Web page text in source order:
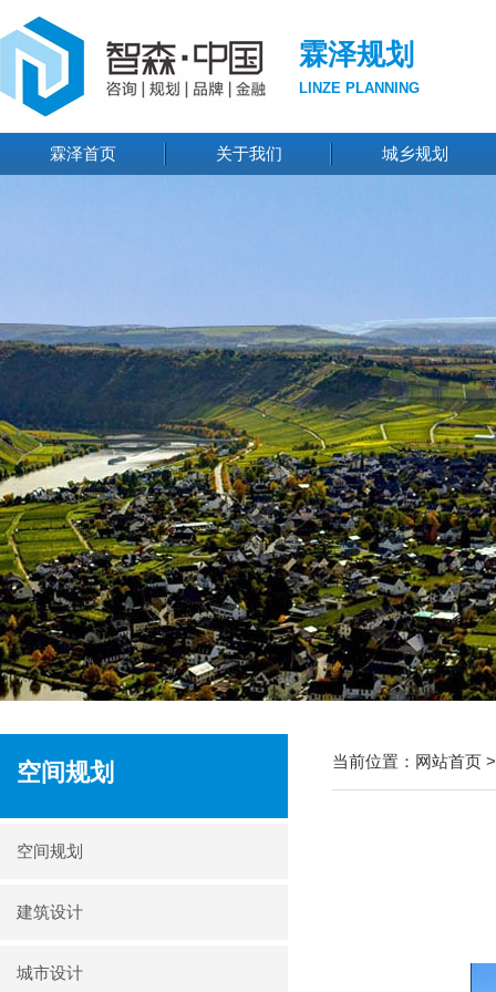
霖泽规划
LINZE PLANNING
霖泽首页 关于我们 城乡规划
空间规划
空间规划
建筑设计
城市设计
当前位置： 网站首页